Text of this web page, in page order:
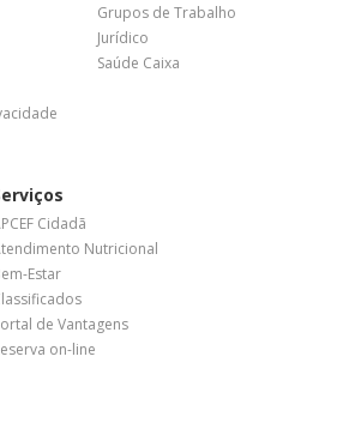
Grupos de Trabalho
Jurídico
Saúde Caixa
Cidadã
Nutricional
Estar
de Vantagens
on-line